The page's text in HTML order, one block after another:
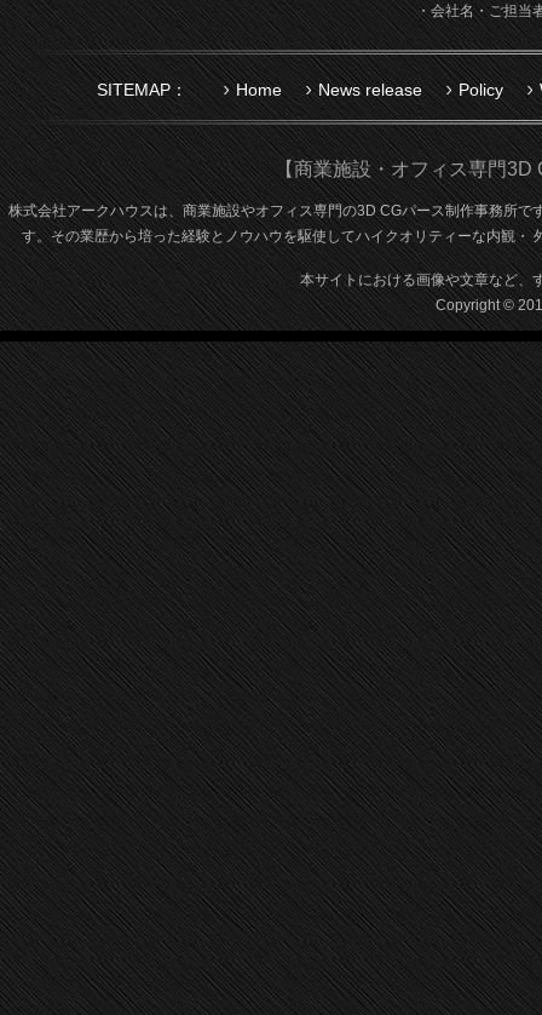
・会社名・ご担当
SITEMAP： Home News release Policy
【商業施設・オフィス専門
株式会社アークハウスは、商業施設やオフィス専門の3D CGパース制作事務所
す。その業歴から培った経験とノウハウを駆使してハイクオリティーな内観
本サイトにおける画像や文章など、
Copyright ©